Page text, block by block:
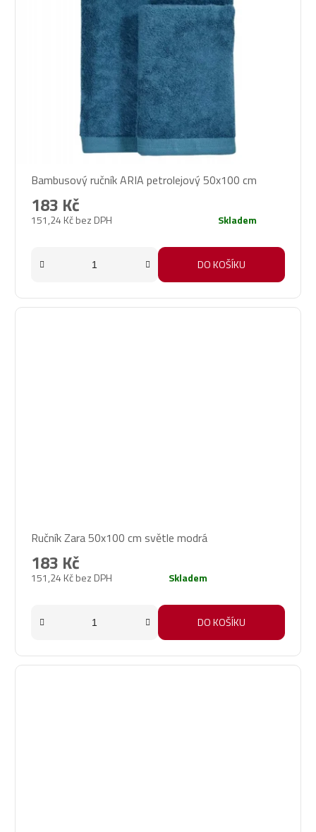
Bambusový ručník ARIA petrolejový 50x100 cm
151,24 Kč bez DPH
183 Kč
Skladem
DO KOŠÍKU
Ručník Zara 50x100 cm světle modrá
151,24 Kč bez DPH
183 Kč
Skladem
DO KOŠÍKU